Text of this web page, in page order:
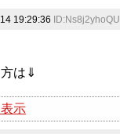
19:29:36 ID:Ns8j2yhoQU
は⇓
示